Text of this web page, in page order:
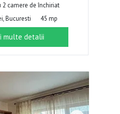
2 camere de închiriat
Bucuresti
45 mp
multe detalii